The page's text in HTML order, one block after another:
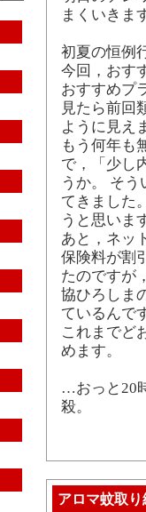
まくいきま
初夏の恒例
今回，おす
おすすめプ
見たら前回
ように見え
もう何年も
で，「少し
うか。 そ
てきました
うと思いま
あと，ネッ
保険料が割
たのですが
協ひろしま
ているんで
これまでど
めます。
…おっと20
殺。
アロマ蚊取り